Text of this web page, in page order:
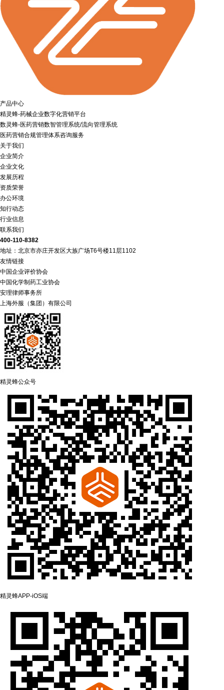
产品中心
精灵蜂-药械企业数字化营销平台
数灵蜂-医药营销数智管理系统/流向管理系统
医药营销合规管理体系咨询服务
关于我们
企业简介
企业文化
发展历程
资质荣誉
办公环境
知行动态
行业信息
联系我们
400-110-8382
地址：北京市亦庄开发区大族广场T6号楼11层1102
友情链接
中国企业评价协会
中国化学制药工业协会
安理律师事务所
上海外服（集团）有限公司
精灵蜂公众号
精灵蜂APP-‌iOS端